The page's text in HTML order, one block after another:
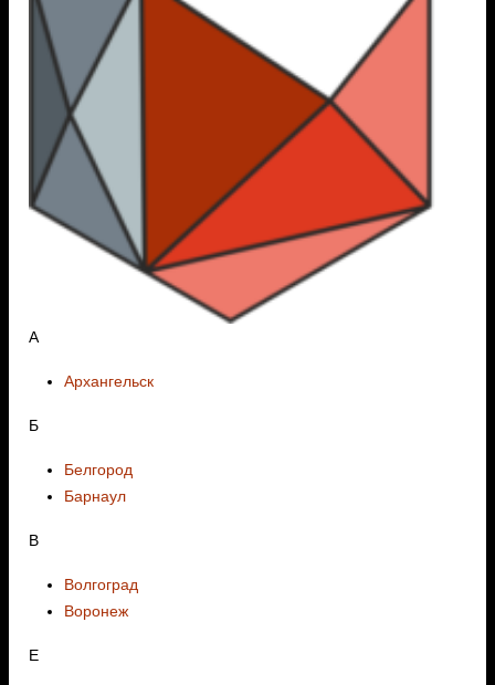
А
Архангельск
Б
Белгород
Барнаул
В
Волгоград
Воронеж
E